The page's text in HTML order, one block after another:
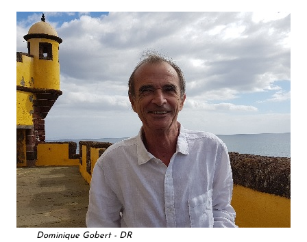
Dominique Gobert - DR